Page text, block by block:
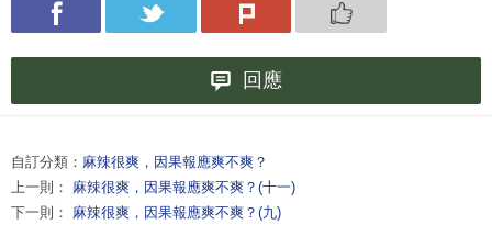
回應
自訂分類： 麻辣很爽，因果報應爽不爽？
上一則： 麻辣很爽，因果報應爽不爽？(十一)
下一則： 麻辣很爽，因果報應爽不爽？(九)